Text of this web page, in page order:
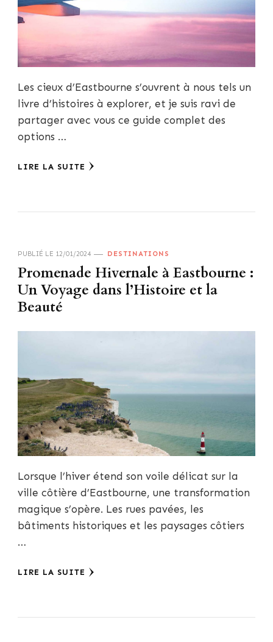
Les cieux d’Eastbourne s’ouvrent à nous tels un
livre d’histoires à explorer, et je suis ravi de
partager avec vous ce guide complet des
options …
LIRE LA SUITE
PUBLIÉ LE 12/01/2024 DESTINATIONS
Promenade Hivernale à Eastbourne :
Un Voyage dans l’Histoire et la
Beauté
Lorsque l’hiver étend son voile délicat sur la
ville côtière d’Eastbourne, une transformation
magique s’opère. Les rues pavées, les
bâtiments historiques et les paysages côtiers
…
LIRE LA SUITE